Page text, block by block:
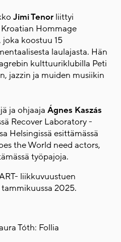
Jimi Tenor liittyi
Hommage
koostuu 15
laulajasta. Hän
kulttuuriklubilla Peti
jazzin ja muiden musiikin
ja ohjaaja Ágnes Kaszás
Recover Laboratory -
Helsingissä esittämässä
the World need actors,
työpajoja.
liikkuvuustuen
2025.
Tóth: Follia